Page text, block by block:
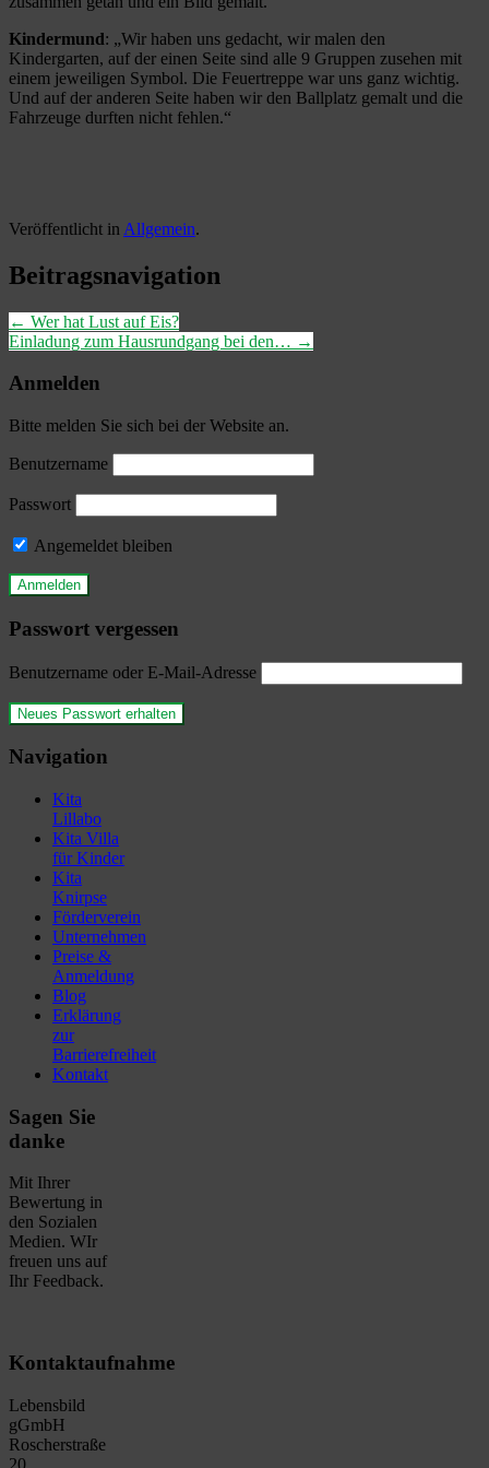
Kindermund: „Wir haben uns gedacht, wir malen den
Kindergarten, auf der einen Seite sind alle 9 Gruppen zusehen mit
einem jeweiligen Symbol. Die Feuertreppe war uns ganz wichtig.
Und auf der anderen Seite haben wir den Ballplatz gemalt und die
Fahrzeuge durften nicht fehlen.“
Veröffentlicht in Allgemein.
Beitragsnavigation
← Wer hat Lust auf Eis?
Einladung zum Hausrundgang bei den… →
Anmelden
Bitte melden Sie sich bei der Website an.
Benutzername
Passwort
Angemeldet bleiben
Passwort vergessen
Benutzername oder E-Mail-Adresse
Navigation
Kita
Lillabo
Kita Villa
für Kinder
Kita
Knirpse
Förderverein
Unternehmen
Preise &
Anmeldung
Blog
Erklärung
zur
Barrierefreiheit
Kontakt
Sagen Sie
danke
Mit Ihrer
Bewertung in
den Sozialen
Medien. WIr
freuen uns auf
Ihr Feedback.
Kontaktaufnahme
Lebensbild
gGmbH
Roscherstraße
20